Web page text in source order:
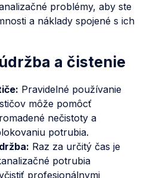
problémy, aby ste
a náklady spojené s ich
a čistenie
Pravidelné používanie
môže pomôcť
nečistoty a
potrubia.
Raz za určitý čas je
potrubia
profesionálnymi